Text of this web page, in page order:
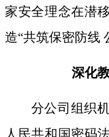
家安全理念在潜
造“共筑保密防线
深化
分公司组织